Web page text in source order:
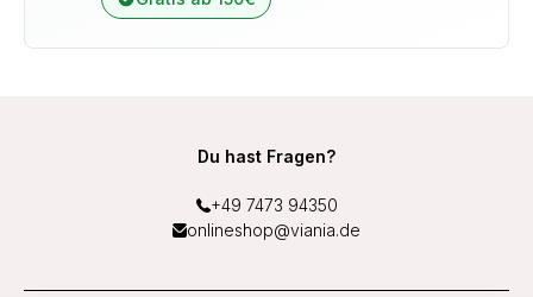
Du hast Fragen?
+49 7473 94350
onlineshop@viania.de